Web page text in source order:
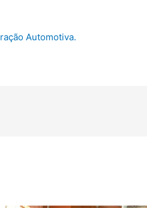
Automotiva.